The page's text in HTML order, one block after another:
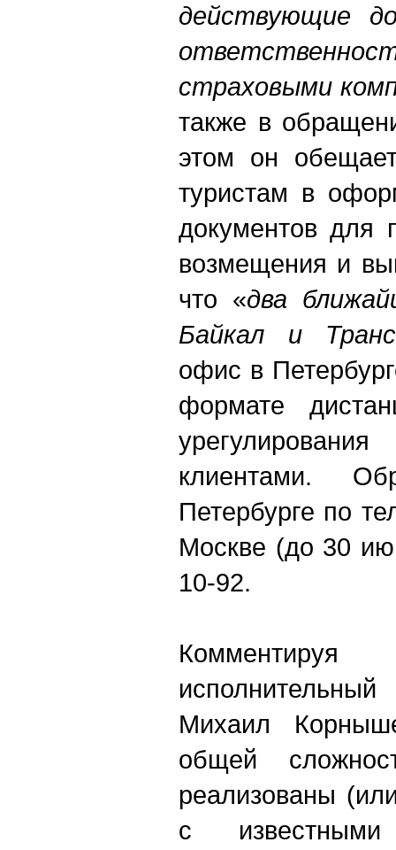
действующие
страховыми
также в
этом он
туристам в
документов для
возмещения и
что «два
Байкал и
офис в
формате
клиентами.
Петербурге по
Москве (до 30
10-92.
Михаил
общей
реализованы
с известными